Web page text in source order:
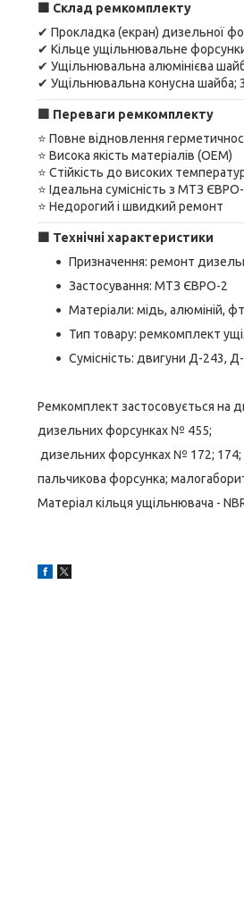
Склад ремкомплекту
✔ Прокладка (екран) дизельної
✔ Кільце ущільнювальне
✔ Ущільнювальна алюмінієва
✔ Ущільнювальна конусна шайба;
Переваги ремкомплекту
⭐ Повне відновлення
⭐ Висока якість матеріалів (OEM)
⭐ Стійкість до високих
⭐ Ідеальна сумісність з МТЗ
⭐ Недорогий і швидкий ремонт
Технічні характеристики
Призначення: ремонт
Застосування: МТЗ ЄВРО-2
Матеріали: мідь, алюміній,
Тип товару: ремкомплект
Сумісність: двигуни Д-243,
Ремкомплект застосовується на
дизельних форсунках № 455;
дизельних форсунках № 172; 174;
пальчикова форсунка;
Матеріал кільця ущільнювача -